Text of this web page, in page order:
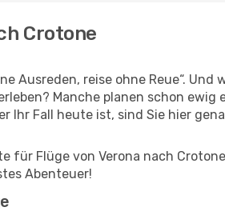
Crotone
Ausreden, reise ohne Reue“.
Manche planen schon
Ihr Fall heute ist, sind Sie hier
für Flüge von Verona nach
Abenteuer!